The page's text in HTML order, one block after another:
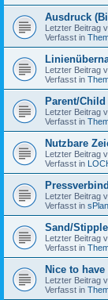
Ausdruck
Letzter Beitrag
Verfasst in
Letzter Beitrag
Verfasst in
Parent/
Letzter Beitrag
Verfasst in
Nutzbare
Letzter Beitrag
Verfasst in
Letzter Beitrag
Verfasst in
Sand/
Letzter Beitrag
Verfasst in
Nice to
Letzter Beitrag
Verfasst in